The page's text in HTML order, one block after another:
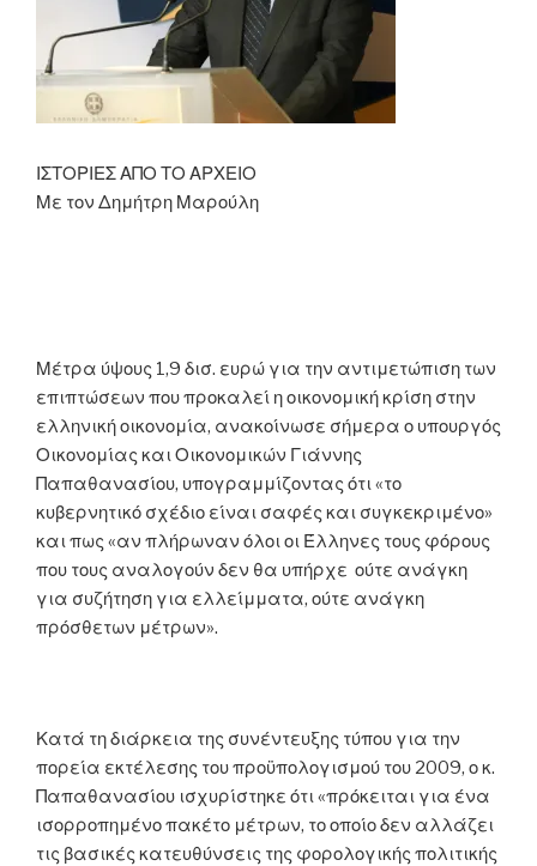
ΙΣΤΟΡΙΕΣ ΑΠΟ ΤΟ ΑΡΧΕΙΟ
Με τον Δημήτρη Μαρούλη
Μέτρα ύψους 1,9 δισ. ευρώ για την αντιμετώπιση των
επιπτώσεων που προκαλεί η οικονομική κρίση στην
ελληνική οικονομία, ανακοίνωσε σήμερα ο υπουργός
Οικονομίας και Οικονομικών Γιάννης
Παπαθανασίου, υπογραμμίζοντας ότι «το
κυβερνητικό σχέδιο είναι σαφές και συγκεκριμένο»
και πως «αν πλήρωναν όλοι οι Έλληνες τους φόρους
που τους αναλογούν δεν θα υπήρχε ούτε ανάγκη
για συζήτηση για ελλείμματα, ούτε ανάγκη
πρόσθετων μέτρων».
Κατά τη διάρκεια της συνέντευξης τύπου για την
πορεία εκτέλεσης του προϋπολογισμού του 2009, ο κ.
Παπαθανασίου ισχυρίστηκε ότι «πρόκειται για ένα
ισορροπημένο πακέτο μέτρων, το οποίο δεν αλλάζει
τις βασικές κατευθύνσεις της φορολογικής πολιτικής